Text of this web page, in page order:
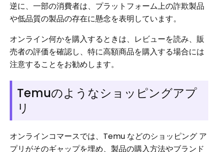
逆に、一部の消費者は、プラットフォーム上の詐欺製品
や低品質の製品の存在に懸念を表明しています。
オンライン何かを購入するときは、レビューを読み、販
売者の評価を確認し、特に高額商品を購入する場合には
注意することをお勧めします。
Temuのようなショッピングアプ
リ
オンラインコマースでは、Temu などのショッピング ア
プリがそのギャップを埋め、製品の購入方法やブランド